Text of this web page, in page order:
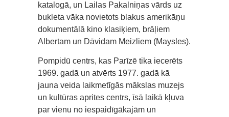
katalogā, un Lailas Pakalniņas vārds uz
bukleta vāka novietots blakus amerikāņu
dokumentālā kino klasiķiem, brāļiem
Albertam un Dāvidam Meizliem (Maysles).
Pompidū centrs, kas Parīzē tika iecerēts
1969. gadā un atvērts 1977. gadā kā
jauna veida laikmetīgās mākslas muzejs
un kultūras aprites centrs, īsā laikā kļuva
par vienu no iespaidīgākajām un